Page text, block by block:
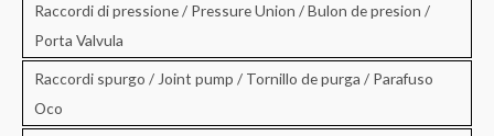
Raccordi di pressione / Pressure Union / Bulon de presion /
Porta Valvula
Raccordi spurgo / Joint pump / Tornillo de purga / Parafuso
Oco